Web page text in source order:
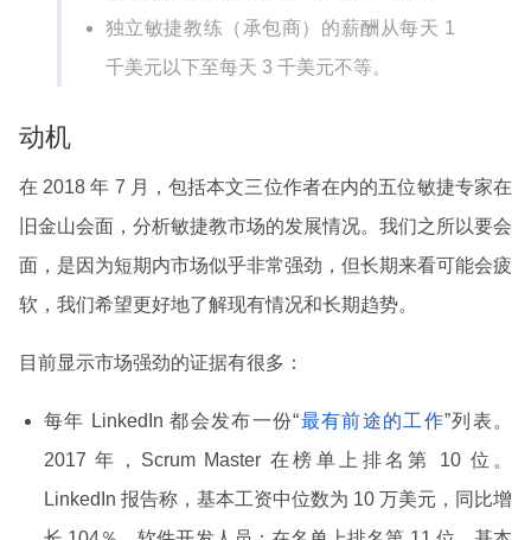
独立敏捷教练（承包商）的薪酬从每天 1
千美元以下至每天 3 千美元不等。
动机
在 2018 年 7 月，包括本文三位作者在内的五位敏捷专家在
旧金山会面，分析敏捷教市场的发展情况。我们之所以要会
面，是因为短期内市场似乎非常强劲，但长期来看可能会疲
软，我们希望更好地了解现有情况和长期趋势。
目前显示市场强劲的证据有很多：
每年 LinkedIn 都会发布一份“最有前途的工作”列表。
2017 年，Scrum Master 在榜单上排名第 10 位。
LinkedIn 报告称，基本工资中位数为 10 万美元，同比增